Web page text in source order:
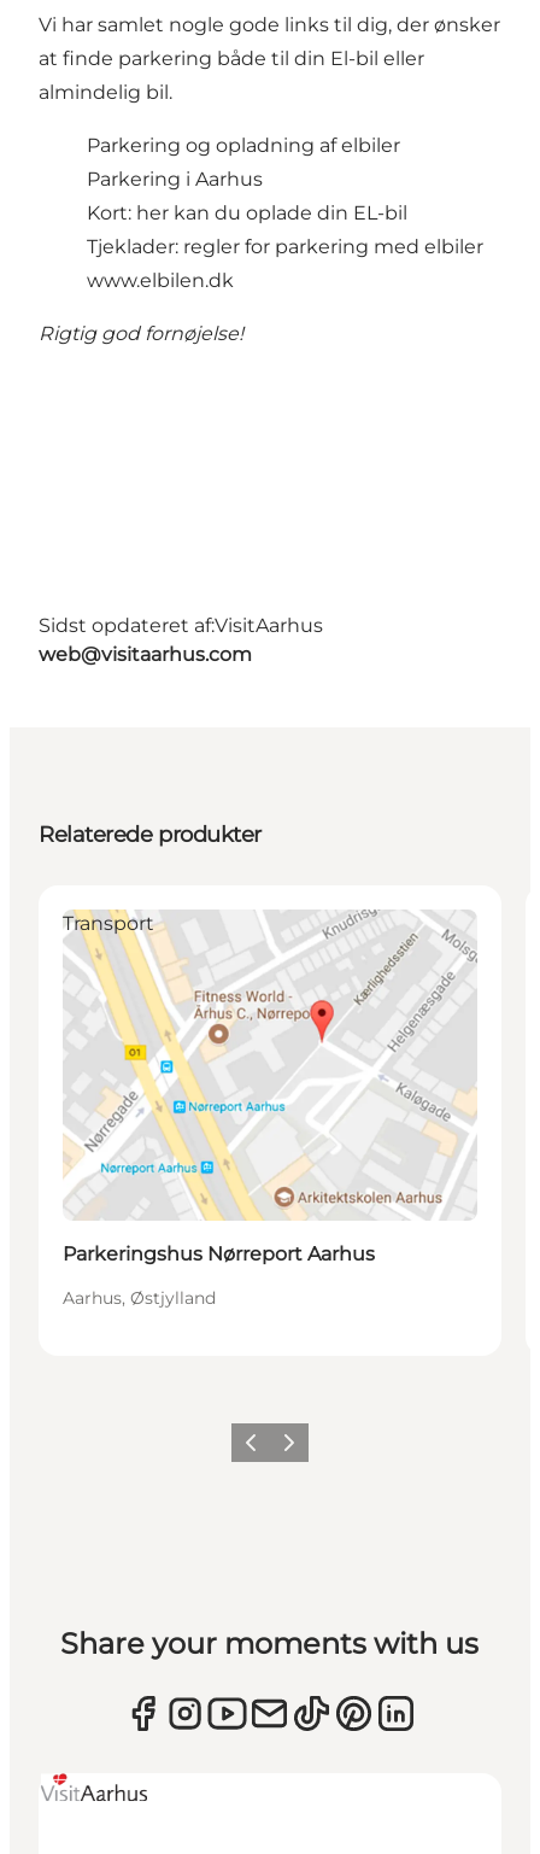
Vi har samlet nogle gode links til dig, der ønsker
at finde parkering både til din El-bil eller
almindelig bil.
Parkering og opladning af elbiler
Parkering i Aarhus
Kort: her kan du oplade din EL-bil
Tjeklader: regler for parkering med elbiler
www.elbilen.dk
Rigtig god fornøjelse!
Sidst opdateret af:VisitAarhus
web@visitaarhus.com
Relaterede produkter
Transport
Parkeringshus Nørreport Aarhus
Aarhus, Østjylland
ForrigeNæste
Share your moments with us